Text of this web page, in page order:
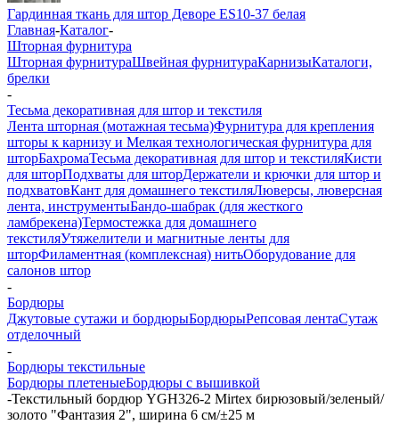
Гардинная ткань для штор Деворе ES10-37 белая
Главная-Каталог-
Шторная фурнитура
Шторная фурнитураШвейная фурнитураКарнизыКаталоги,
брелки
-
Тесьма декоративная для штор и текстиля
Лента шторная (мотажная тесьма)Фурнитура для крепления
шторы к карнизу и Мелкая технологическая фурнитура для
шторБахромаТесьма декоративная для штор и текстиляКисти
для шторПодхваты для шторДержатели и крючки для штор и
подхватовКант для домашнего текстиляЛюверсы, люверсная
лента, инструментыБандо-шабрак (для жесткого
ламбрекена)Термостежка для домашнего
текстиляУтяжелители и магнитные ленты для
шторФиламентная (комплексная) нитьОборудование для
салонов штор
-
Бордюры
Джутовые сутажи и бордюрыБордюрыРепсовая лентаСутаж
отделочный
-
Бордюры текстильные
Бордюры плетеныеБордюры с вышивкой
-Текстильный бордюр YGH326-2 Mirtex бирюзовый/зеленый/
золото "Фантазия 2", ширина 6 см/±25 м